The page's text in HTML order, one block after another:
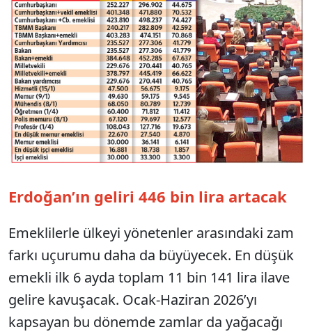
Erdoğan’ın geliri 446 bin lira artacak
Emeklilerle ülkeyi yönetenler arasındaki zam
farkı uçurumu daha da büyüyecek. En düşük
emekli ilk 6 ayda toplam 11 bin 141 lira ilave
gelire kavuşacak. Ocak-Haziran 2026’yı
kapsayan bu dönemde zamlar da yağacağı